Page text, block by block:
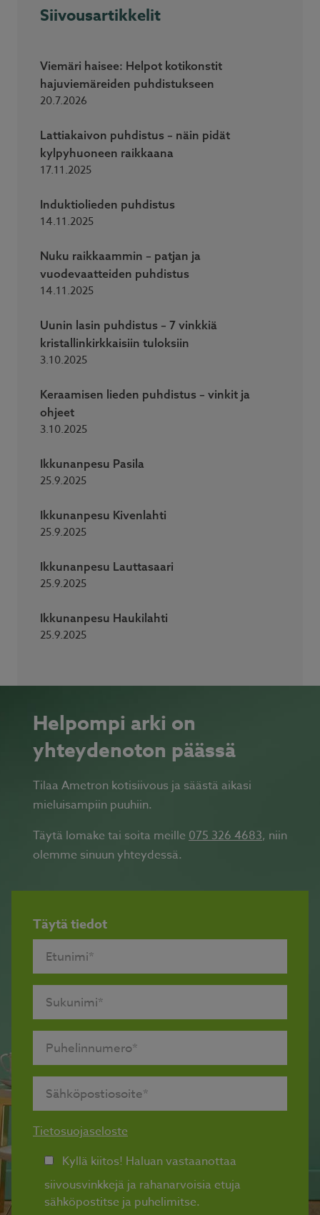
Siivousartikkelit
Viemäri haisee: Helpot kotikonstit
hajuviemäreiden puhdistukseen
20.7.2026
Lattiakaivon puhdistus – näin pidät
kylpyhuoneen raikkaana
17.11.2025
Induktiolieden puhdistus
14.11.2025
Nuku raikkaammin – patjan ja
vuodevaatteiden puhdistus
14.11.2025
Uunin lasin puhdistus – 7 vinkkiä
kristallinkirkkaisiin tuloksiin
3.10.2025
Keraamisen lieden puhdistus – vinkit ja
ohjeet
3.10.2025
Ikkunanpesu Pasila
25.9.2025
Ikkunanpesu Kivenlahti
25.9.2025
Ikkunanpesu Lauttasaari
25.9.2025
Ikkunanpesu Haukilahti
25.9.2025
Helpompi arki on
yhteydenoton päässä
Tilaa Ametron kotisiivous ja säästä aikasi
mieluisampiin puuhiin.
Täytä lomake tai soita meille 075 326 4683, niin
olemme sinuun yhteydessä.
Täytä tiedot
Tietosuojaseloste
Kyllä kiitos! Haluan vastaanottaa
siivousvinkkejä ja rahanarvoisia etuja
sähköpostitse ja puhelimitse.